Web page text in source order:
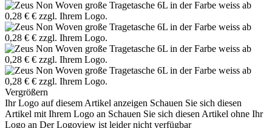
Vergrößern
Ihr Logo auf diesem Artikel anzeigen Schauen Sie sich diesen
Artikel mit Ihrem Logo an Schauen Sie sich diesen Artikel ohne Ihr
Logo an Der Logoview ist leider nicht verfügbar